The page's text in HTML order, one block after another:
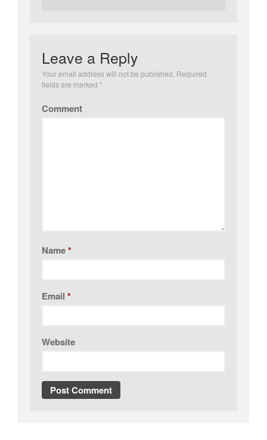
Leave a Reply
Your email address will not be published. Required
fields are marked *
Comment
Name*
Email *
Website